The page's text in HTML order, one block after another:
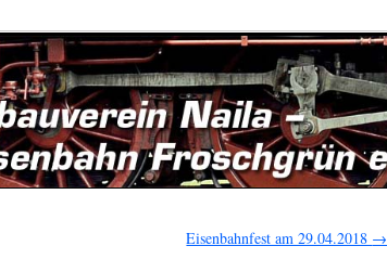
Eisenbahnfest am 29.04.2018 →